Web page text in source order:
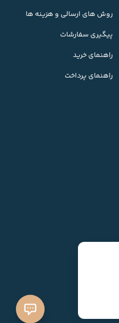
روش های ارسالی و هزینه ها
پیگیری سفارشات
راهنمای خرید
راهنمای پرداخت